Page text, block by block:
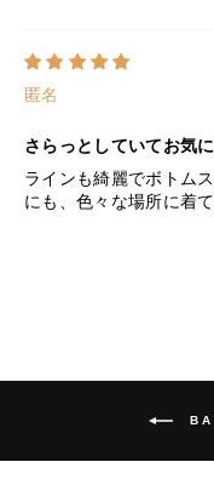
匿名
さらっとしていてお気
ラインも綺麗でボトム
にも、色々な場所に着